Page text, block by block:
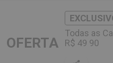
OFERTA
Todas as
R$ 49 90